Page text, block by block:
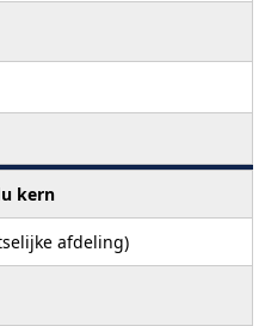
kern
afdeling)